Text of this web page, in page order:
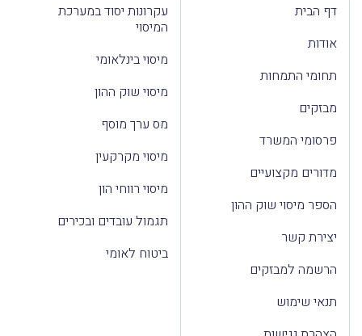
דף הבית
אודות
תחומי התמחות
מבזקים
פרסומי המשרד
מדורים מקצועיים
הספר מיסוי שוק ההון
יצירת קשר
הרשמה למבזקים
תנאי שימוש
עקרונות יסוד במערכת
המיסוי
מיסוי בינלאומי
מיסוי שוק ההון
מס ערך מוסף
מיסוי מקרקעין
מיסוי רווחי הון
תגמול עובדים ובכירים
ביטוח לאומי